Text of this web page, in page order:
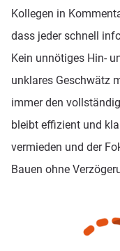
Kollegen in
dass jeder schnell
Kein unnötiges Hin-
unklares Geschwätz
immer den
bleibt effizient und
vermieden und der
Bauen ohne